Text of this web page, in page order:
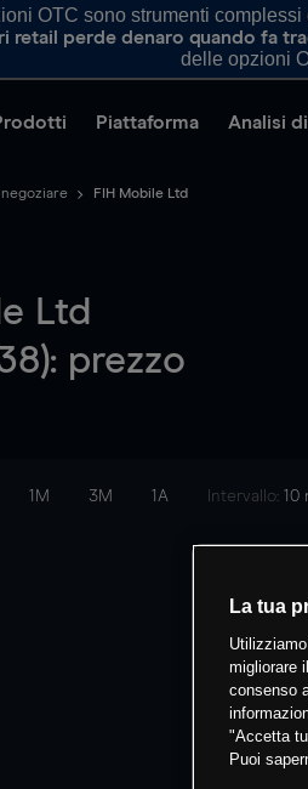
OTC sono strumenti
retail perde denaro quando fa
delle opzioni
Piattaforma Analisi
FIH Mobile Ltd
Ltd
prezzo
1M 3M 1A Intervallo: 10
La tua
migliorare
consenso
"Accetta
Puoi